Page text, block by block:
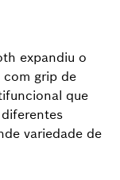
expandiu o
grip de
que
variedade de